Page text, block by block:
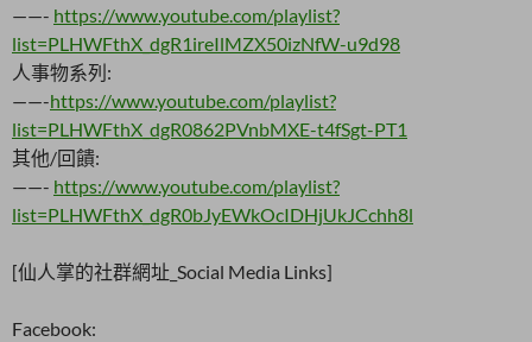
——- https://www.youtube.com/playlist?
list=PLHWFthX_dgR1ireIlMZX50izNfW-u9d98
人事物系列:
——-https://www.youtube.com/playlist?
list=PLHWFthX_dgR0862PVnbMXE-t4fSgt-PT1
其他/回饋:
——- https://www.youtube.com/playlist?
list=PLHWFthX_dgR0bJyEWkOcIDHjUkJCchh8l
[仙人掌的社群網址_Social Media Links]
Facebook: